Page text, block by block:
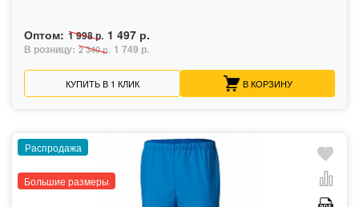
Оптом: 1 998 р. 1 497 р.
В розницу: 2 340 р. 1 749 р.
КУПИТЬ В 1 КЛИК В КОРЗИНУ
Распродажа
Большие размеры